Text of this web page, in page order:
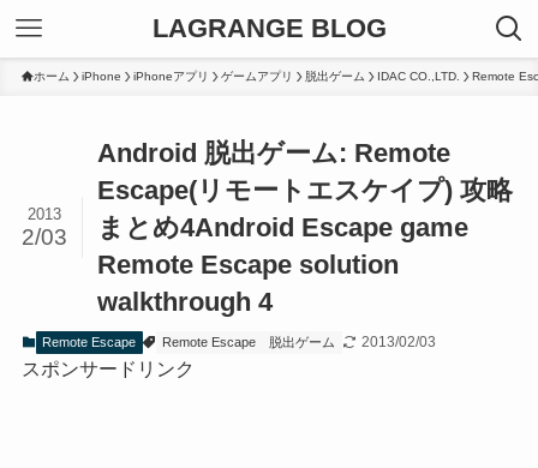
LAGRANGE BLOG
ホーム iPhone iPhoneアプリ ゲームアプリ 脱出ゲーム IDAC CO.,LTD. Remote
Android 脱出ゲーム: Remote
Escape(リモートエスケイプ) 攻略
まとめ4Android Escape game
Remote Escape solution
walkthrough 4
2013
2/03
Remote Escape Remote Escape 脱出ゲーム 2013/02/03
スポンサードリンク